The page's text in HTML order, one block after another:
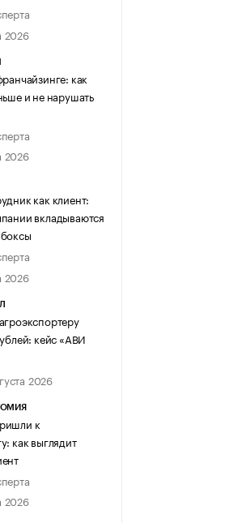
2026
как
и не нарушать
2026
как клиент:
вкладываются
2026
кейс «АВИ
2026
к
как выглядит
2026